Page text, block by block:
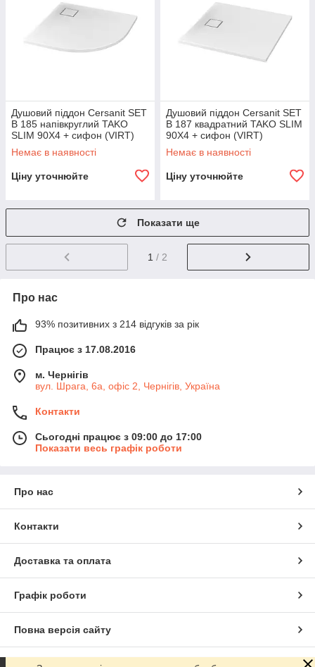
Душовий піддон Cersanit SET
B 185 напівкруглий TAKO
SLIM 90X4 + сифон (VIRT)
Немає в наявності
Ціну уточнюйте
Душовий піддон Cersanit SET
B 187 квадратний TAKO SLIM
90X4 + сифон (VIRT)
Немає в наявності
Ціну уточнюйте
Показати ще
1 / 2
Про нас
93% позитивних з 214 відгуків за рік
Працює з 17.08.2016
м. Чернігів
вул. Шрага, 6а, офіс 2, Чернігів, Україна
Контакти
Сьогодні працює з 09:00 до 17:00
Показати весь графік роботи
Про нас
Контакти
Доставка та оплата
Графік роботи
Повна версія сайту
Сайт створено на маркетплейсі Prom.ua